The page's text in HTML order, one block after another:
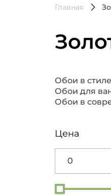
Фотообои,
Плинтус
Главная
Популярные запросы
Обои в
Обои для
Обои в
Цена